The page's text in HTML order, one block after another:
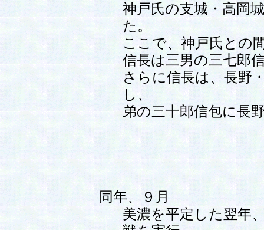
神戸氏の支城・高岡
た。
ここで、神戸氏との
信長は三男の三七郎
さらに信長は、長野
し、
弟の三十郎信包に長
同年、９月
美濃を平定した翌年